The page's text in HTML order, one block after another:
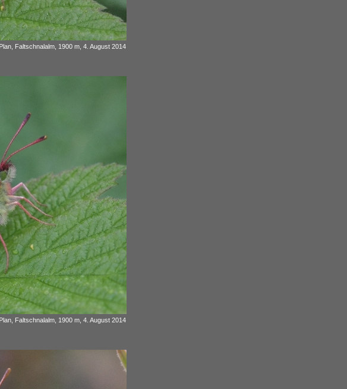
Faltschnalalm, 1900 m, 4. August 2014
Faltschnalalm, 1900 m, 4. August 2014